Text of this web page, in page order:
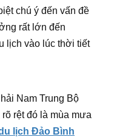
chú ý đến vấn đề
rất lớn đến
lịch vào lúc thời tiết
Nam Trung Bộ
rệt đó là mùa mưa
lịch Đảo Bình